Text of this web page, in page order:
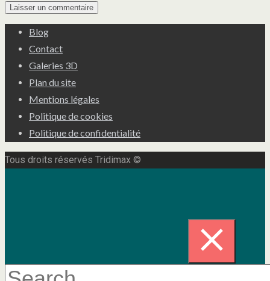
Blog
Contact
Galeries 3D
Plan du site
Mentions légales
Politique de cookies
Politique de confidentialité
Tous droits réservés Tridimax ©